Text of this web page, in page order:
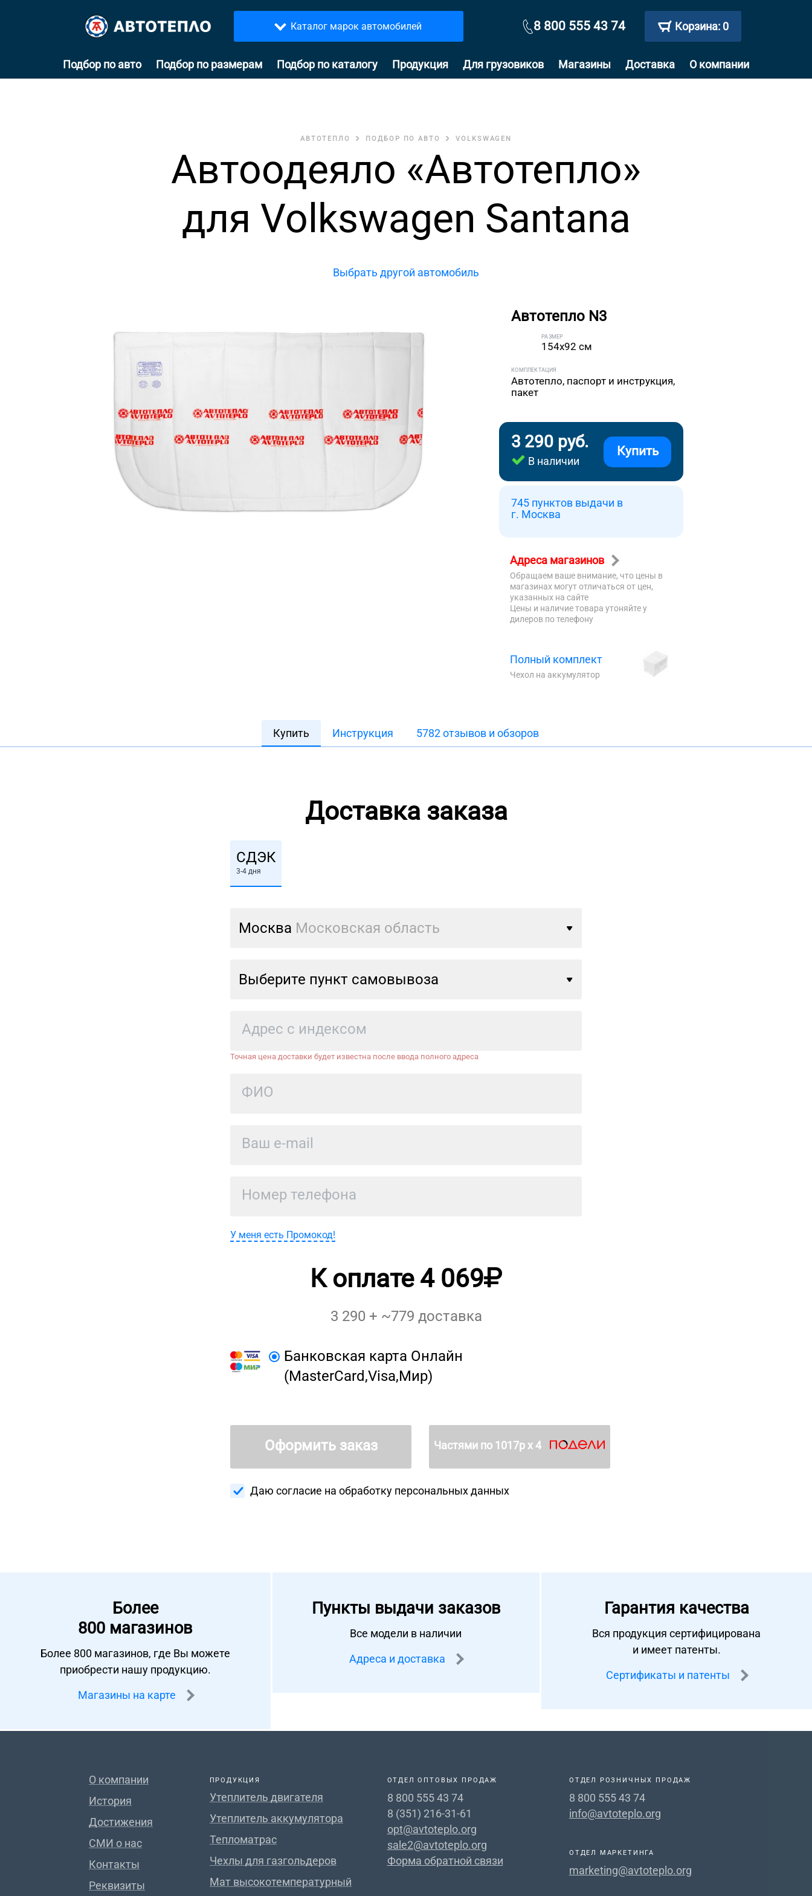
Каталог марок автомобилей 8 800 555 43 74 Корзина: 0
Подбор по авто Подбор по размерам Подбор по каталогу Продукция Для грузовиков Магазины Доставка О компании
АВТОТЕПЛО ПОДБОР ПО АВТО VOLKSWAGEN
Автоодеяло «Автотепло»
для Volkswagen Santana
Выбрать другой автомобиль
Автотепло N3
РАЗМЕР
154x92 см
КОМПЛЕКТАЦИЯ
Автотепло, паспорт и инструкция,
пакет
3 290 руб.
В наличии
Купить
745 пунктов выдачи в
г. Москва
Адреса магазинов
Обращаем ваше внимание, что цены в
магазинах могут отличаться от цен,
указанных на сайте
Цены и наличие товара утоняйте у
дилеров по телефону
Полный комплект
Чехол на аккумулятор
Купить Инструкция 5782 отзывов и обзоров
Доставка заказа
СДЭК
3-4 дня
Москва Московская область
Выберите пункт самовывоза
Точная цена доставки будет известна после ввода полного адреса
У меня есть Промокод!
К оплате 4 069
3 290 + ~779 доставка
Банковская карта Онлайн
(MasterCard,Visa,Мир)
Оформить заказ Частями по 1017р х 4
Даю согласие на обработку персональных данных
Более
800 магазинов
Более 800 магазинов, где Вы можете
приобрести нашу продукцию.
Магазины на карте
Пункты выдачи заказов
Все модели в наличии
Адреса и доставка
Гарантия качества
Вся продукция сертифицирована
и имеет патенты.
Сертификаты и патенты
О компании
История
Достижения
СМИ о нас
Контакты
Реквизиты
ПРОДУКЦИЯ
Утеплитель двигателя
Утеплитель аккумулятора
Тепломатрас
Чехлы для газгольдеров
Мат высокотемпературный
ОТДЕЛ ОПТОВЫХ ПРОДАЖ
8 800 555 43 74
8 (351) 216-31-61
opt@avtoteplo.org
sale2@avtoteplo.org
Форма обратной связи
ОТДЕЛ РОЗНИЧНЫХ ПРОДАЖ
8 800 555 43 74
info@avtoteplo.org
ОТДЕЛ МАРКЕТИНГА
marketing@avtoteplo.org